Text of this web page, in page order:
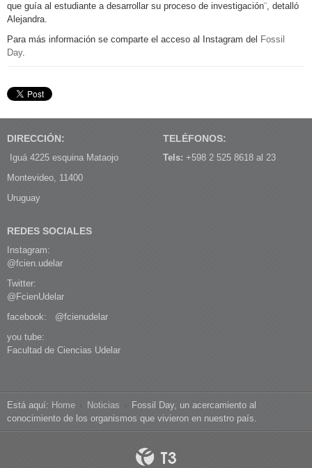
que guía al estudiante a desarrollar su proceso de investigación¨, detalló
Alejandra.
Para más información se comparte el acceso al Instagram del Fossil
Day.
DIRECCIÓN:
Iguá 4225 esquina Mataojo
Montevideo, 11400
Uruguay
TELÉFONOS:
Tels: +598 2 525 8618 al 23
REDES SOCIALES
Instagram:
@fcien.udelar
Twitter:
@FcienUdelar
facebook: @fcienudelar
you tube:
Facultad de Ciencias Udelar
Está aquí: Home Noticias
Fossil Day, un acercamiento al
conocimiento de los organismos que vivieron en nuestro país.